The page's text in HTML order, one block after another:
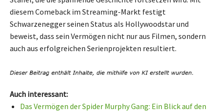
diesem Comeback im Streaming-Markt festigt
Schwarzenegger seinen Status als Hollywoodstar und
beweist, dass sein Vermögen nicht nur aus Filmen, sondern
auch aus erfolgreichen Serienprojekten resultiert.
Auch interessant:
Das Vermögen der Spider Murphy Gang: Ein Blick auf den